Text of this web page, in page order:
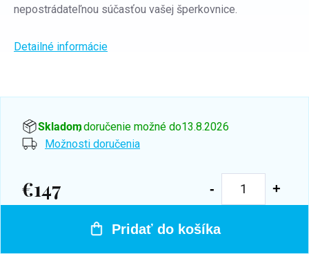
nepostrádateľnou súčasťou vašej šperkovnice.
Detailné informácie
Skladom, doručenie možné do13.8.2026
Možnosti doručenia
€147
Jednotková
Pridať do košíka